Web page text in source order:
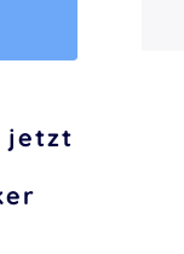
jetzt